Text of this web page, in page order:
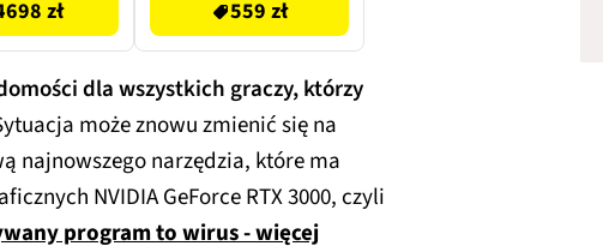
zł 559 zł
dla wszystkich graczy, którzy
może znowu zmienić się na
najnowszego narzędzia, które ma
NVIDIA GeForce RTX 3000, czyli
program to wirus - więcej